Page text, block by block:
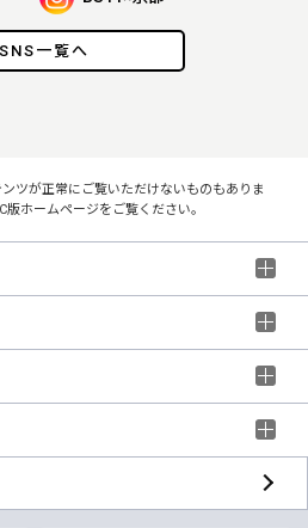
SNS一覧へ
ツが正常にご覧いただけないものもありま
ホームページをご覧ください。